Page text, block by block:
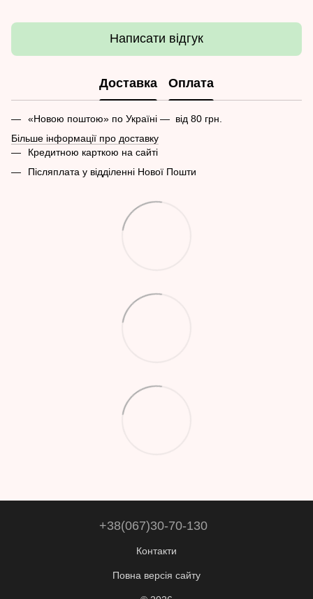
Написати відгук
Доставка Оплата
«Новою поштою» по Україні — від 80 грн.
Більше інформації про доставку
Кредитною карткою на сайті
Післяплата у відділенні Нової Пошти
+38(067)30-70-130
Контакти
Повна версія сайту